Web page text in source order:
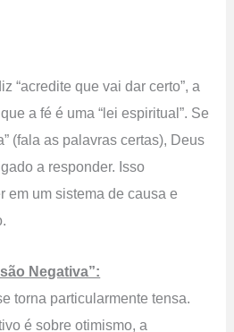
“acredite que vai dar certo”, a
a fé é uma “lei espiritual”. Se
(fala as palavras certas), Deus
a responder. Isso
em um sistema de causa e
Negativa”:
torna particularmente tensa.
é sobre otimismo, a